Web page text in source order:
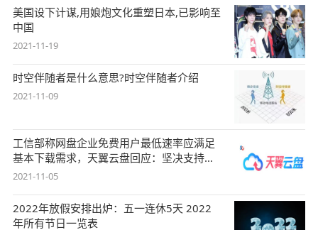
美国设下计谋,用娘炮文化重塑日本,已影响至
中国
2021-11-19
时空伴随者是什么意思?时空伴随者介绍
2021-11-09
工信部称网盘企业免费用户最低速率应满足
基本下载需求，天翼云盘回应：坚决支持，
始终
2021-11-05
2022年放假安排出炉：五一连休5天 2022
年所有节日一览表